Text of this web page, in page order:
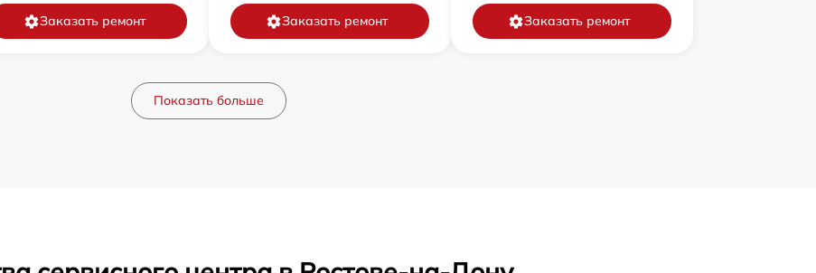
Заказать ремонт Заказать ремонт Заказать ремонт
Показать больше